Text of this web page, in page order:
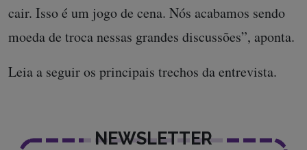
cair. Isso é um jogo de cena. Nós acabamos sendo
moeda de troca nessas grandes discussões”, aponta.
Leia a seguir os principais trechos da entrevista.
NEWSLETTER